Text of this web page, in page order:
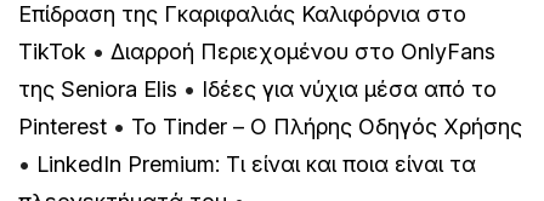
Επίδραση της Γκαριφαλιάς Καλιφόρνια στο
TikTok • Διαρροή Περιεχομένου στο OnlyFans
της Seniora Elis • Ιδέες για νύχια μέσα από το
Pinterest • Το Tinder – Ο Πλήρης Οδηγός Χρήσης
• LinkedIn Premium: Τι είναι και ποια είναι τα